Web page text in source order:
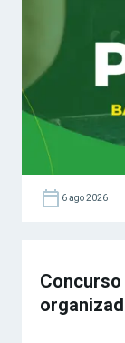
6 ago 2026